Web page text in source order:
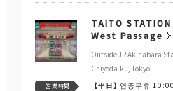
TAITO
West Passage
Outside JR Akihabara
Chiyoda-ku, Tokyo
営業時間 【平日】 연중무휴